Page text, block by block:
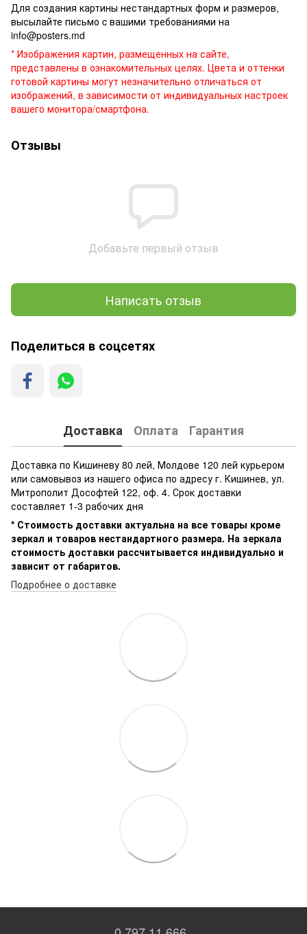
Для создания картины нестандартных форм и размеров,
высылайте письмо c вашими требованиями на
info@posters.md
* Изображения картин, размещенных на сайте,
представлены в ознакомительных целях. Цвета и оттенки
готовой картины могут незначительно отличаться от
изображений, в зависимости от индивидуальных настроек
вашего монитора/смартфона.
Отзывы
Добавьте первый отзыв
Написать отзыв
Поделиться в соцсетях
Доставка Оплата Гарантия
Доставка по Кишиневу 80 лей, Молдове 120 лей курьером
или самовывоз из нашего офиса по адресу г. Кишинев, ул.
Митрополит Дософтей 122, оф. 4. Срок доставки
составляет 1-3 рабочих дня
* Стоимость доставки актуальна на все товары кроме
зеркал и товаров нестандартного размера. На зеркала
стоимость доставки рассчитывается индивидуально и
зависит от габаритов.
Подробнее о доставке